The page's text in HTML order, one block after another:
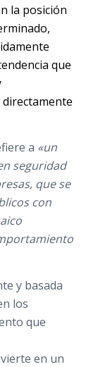
la posición
que
a «un
seguridad
que se
con
y basada
los
que
en un